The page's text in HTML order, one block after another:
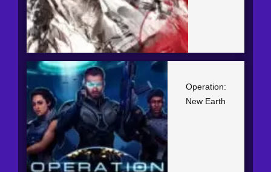
Operation:
New Earth